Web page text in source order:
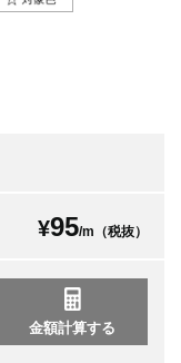
¥95/m（税抜）